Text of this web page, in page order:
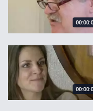
La Télé en campagne